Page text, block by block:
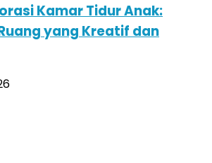
Kamar Tidur Anak:
yang Kreatif dan